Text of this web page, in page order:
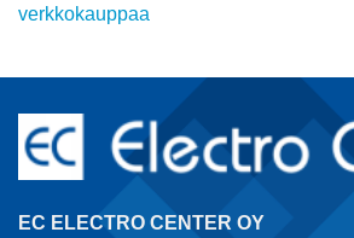
verkkokauppaa
EC ELECTRO CENTER OY